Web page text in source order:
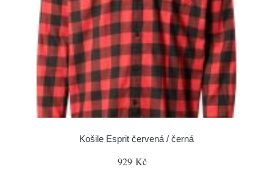
Košile Esprit červená / černá
929 Kč